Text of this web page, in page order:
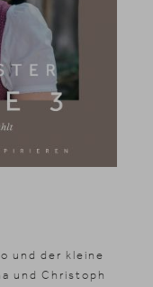
und der kleine
und Christoph